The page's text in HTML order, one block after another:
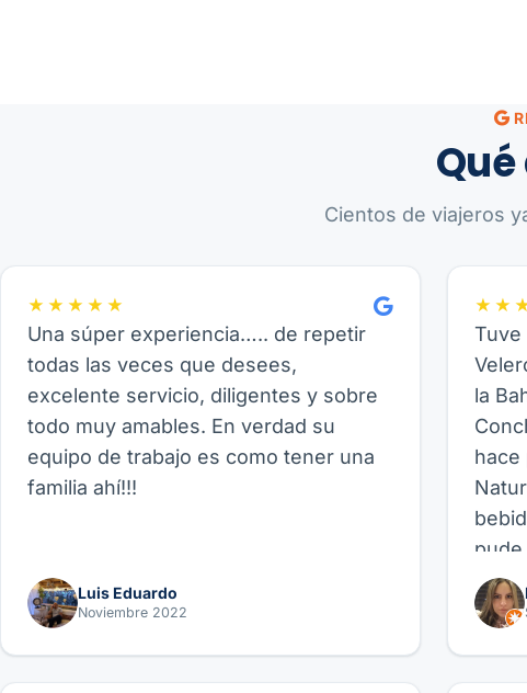
Cientos de viajeros
★★★★★
Una súper experiencia….. de repetir
todas las veces que desees,
excelente servicio, diligentes y sobre
todo muy amables. En verdad su
equipo de trabajo es como tener una
familia ahí!!!
Luis Eduardo
Noviembre 2022
Tuve
la
hace
pude